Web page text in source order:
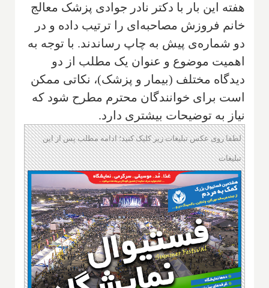
هفته این بار با دکتر نادر جوادی پزشک معالج
خانم فروزش مصاحبه‌ای را ترتیب داده و در
دو شماره‌ی پیش به چاپ رساندند. با توجه به
اهمیت موضوع و عنوان یک مطلب از دو
دیدگاه مختلف (بیمار و پزشک)، نکاتی ممکن
است برای خوانندگان محترم مطرح شود که
نیاز به توضیحات بیشتری دارد.
لطفا روی عکس تبلیغات زیر کلیک کنید؛ ادامه مطلب پس از این
تبلیغات